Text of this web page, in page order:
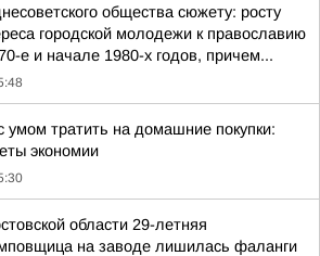
общества сюжету: росту
городской молодежи к православию
е и начале 1980-х годов, причем...
умом тратить на домашние покупки:
экономии
области 29-летняя
на заводе лишилась фаланги